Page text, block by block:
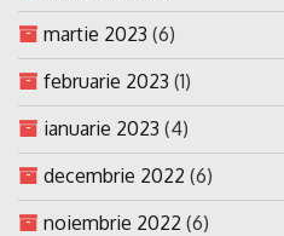
martie 2023 (6)
februarie 2023 (1)
ianuarie 2023 (4)
decembrie 2022 (6)
noiembrie 2022 (6)